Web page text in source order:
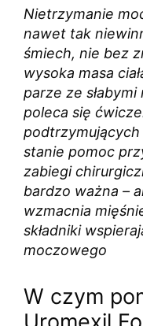
Nietrzymanie
nawet tak
śmiech, nie bez
wysoka masa
parze ze
poleca się
stanie pomoc
zabiegi
bardzo ważna –
wzmacnia
składniki
moczowego
W czym